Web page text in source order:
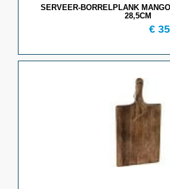
SERVEER-BORRELPLANK
28,5CM
€